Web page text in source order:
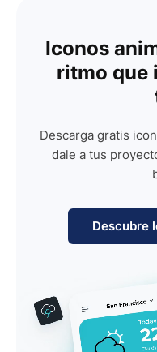
Iconos
ritmo que
Descarga gratis
dale a tus
Descubre